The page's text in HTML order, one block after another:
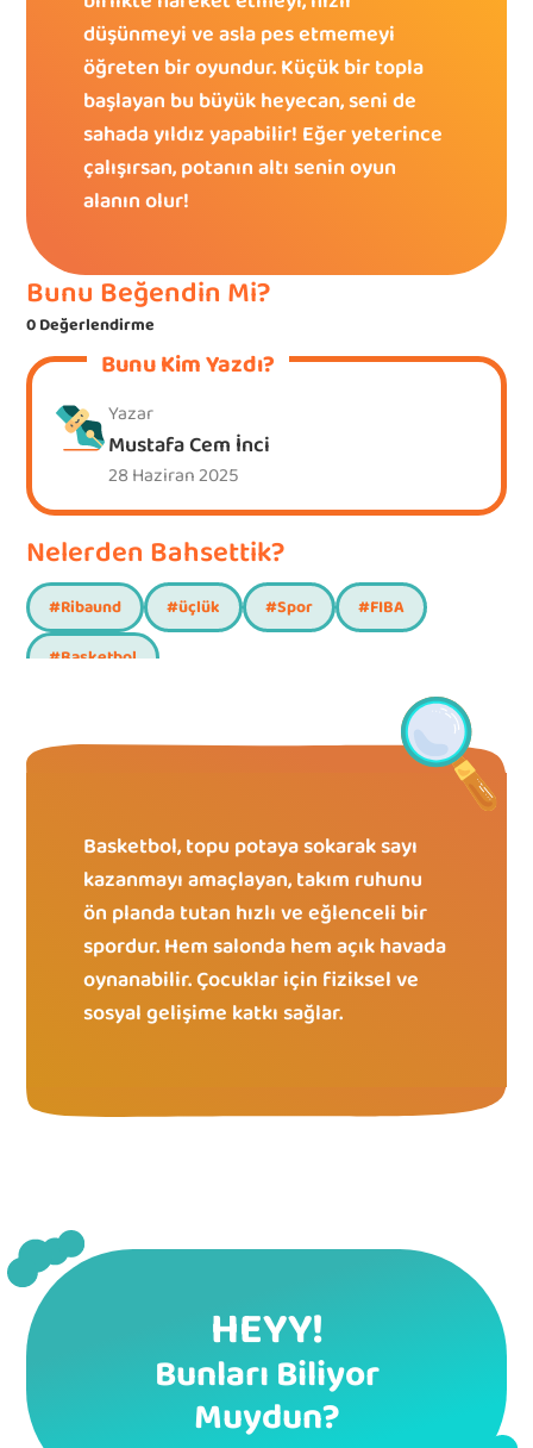
düşünmeyi ve asla pes etmemeyi
öğreten bir oyundur. Küçük bir topla
başlayan bu büyük heyecan, seni de
sahada yıldız yapabilir! Eğer yeterince
çalışırsan, potanın altı senin oyun
alanın olur!
Bunu Beğendin Mi?
0Değerlendirme
Bunu Kim Yazdı?
Yazar
Mustafa Cem İnci
28 Haziran 2025
Nelerden Bahsettik?
#Ribaund #üçlük #Spor #FIBA
#Basketbol
Basketbol, topu potaya sokarak sayı
kazanmayı amaçlayan, takım ruhunu
ön planda tutan hızlı ve eğlenceli bir
spordur. Hem salonda hem açık havada
oynanabilir. Çocuklar için fiziksel ve
sosyal gelişime katkı sağlar.
HEYY!
Bunları Biliyor
Muydun?